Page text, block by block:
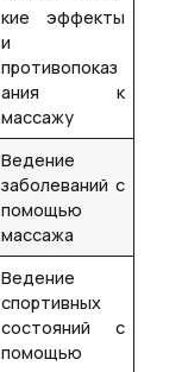
кие эффекты
и
противопоказ
ания к
массажу
Ведение
заболеваний с
помощью
массажа
Ведение
спортивных
состояний с
помощью